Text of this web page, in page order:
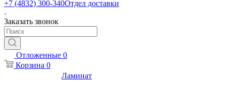
+7 (4832) 300-340Отдел доставки
Заказать звонок
Отложенные 0
Корзина 0
Ламинат